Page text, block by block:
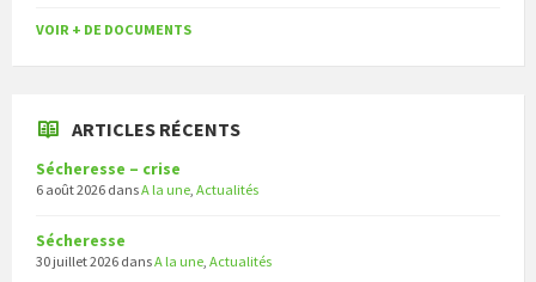
VOIR + DE DOCUMENTS
ARTICLES RÉCENTS
Sécheresse – crise
6 août 2026 dansA la une Actualités
Sécheresse
30 juillet 2026 dansA la une Actualités